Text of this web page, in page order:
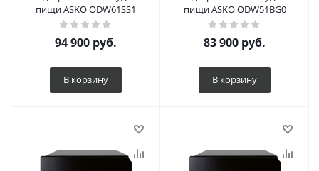
пищи ASKO ODW61SS1
94 900 руб.
В корзину
пищи ASKO ODW51BG0
83 900 руб.
В корзину